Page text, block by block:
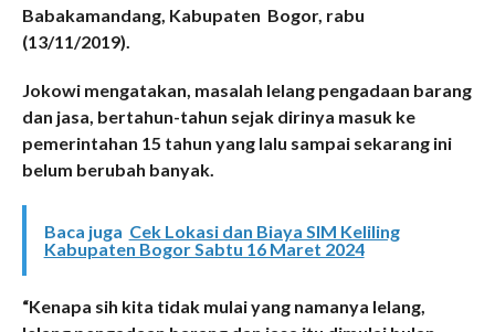
Babakamandang, Kabupaten Bogor, rabu
(13/11/2019).
Jokowi mengatakan, masalah lelang pengadaan barang
dan jasa, bertahun-tahun sejak dirinya masuk ke
pemerintahan 15 tahun yang lalu sampai sekarang ini
belum berubah banyak.
Baca juga Cek Lokasi dan Biaya SIM Keliling
Kabupaten Bogor Sabtu 16 Maret 2024
“Kenapa sih kita tidak mulai yang namanya lelang,